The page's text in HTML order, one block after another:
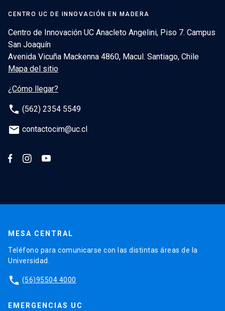
CENTRO UC DE INNOVACIÓN EN MADERA
Centro de Innovación UC Anacleto Angelini, Piso 7. Campus
San Joaquín
Avenida Vicuña Mackenna 4860, Macul. Santiago, Chile
Mapa del sitio
¿Cómo llegar?
phone (562) 2354 5549
email contactocim@uc.cl
MESA CENTRAL
Teléfono para comunicarse con las distintas áreas de la
Universidad.
phone (56)95504 4000
EMERGENCIAS UC